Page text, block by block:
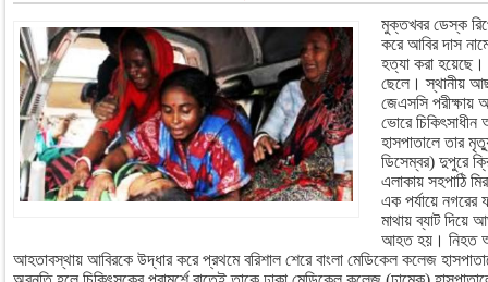
মুক্তখবর ডেস্ক
করে আবির দাস
হত্যা করা
ছেলে। স্থানীয়
জেএসসি পরীক্ষায়
ভোরে
হাসপাতালে তার
ডিসেম্বর) দুপুরে
এলাকায় সহপাঠি
এক পর্যায়ে নগরের
মাথায় ব্যাট
আহত হয়। নিহত
আহতাবস্থায় আবিরকে উদ্ধার করে প্রথমে বরিশাল শেরে বাংলা মেডিকেল কলেজ